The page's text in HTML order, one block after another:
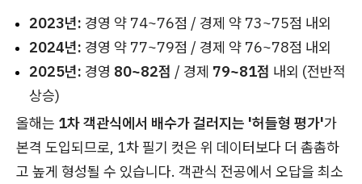
2023년: 경영 약 74~76점 / 경제 약 73~75점 내외
2024년: 경영 약 77~79점 / 경제 약 76~78점 내외
2025년: 경영 80~82점 / 경제 79~81점 내외 (전반적
상승)
올해는 1차 객관식에서 배수가 걸러지는 '허들형 평가'가
본격 도입되므로, 1차 필기 컷은 위 데이터보다 더 촘촘하
고 높게 형성될 수 있습니다. 객관식 전공에서 오답을 최소